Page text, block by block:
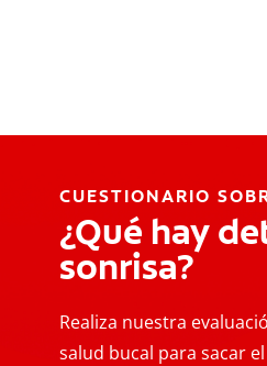
CUESTIONARIO
¿Qué hay
sonrisa?
Realiza nuestra
salud bucal para sacar el